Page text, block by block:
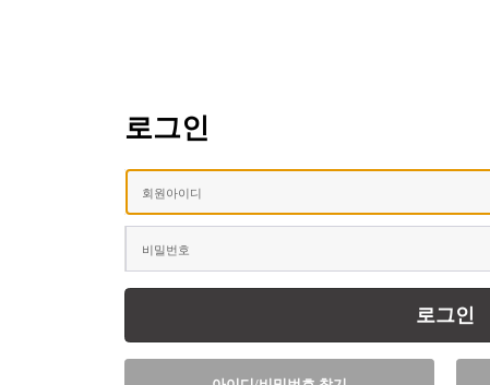
로그인
회원아이디
비밀번호